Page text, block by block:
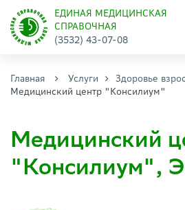
ЕДИНАЯ МЕДИЦИНСКАЯ
СПРАВОЧНАЯ
(3532) 43-07-08
Главная Услуги Здоровье
Медицинский центр "Консилиум"
Медицинский
"Консилиум",